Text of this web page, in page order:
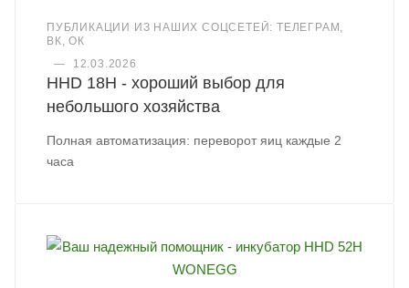
ПУБЛИКАЦИИ ИЗ НАШИХ СОЦСЕТЕЙ: ТЕЛЕГРАМ,
ВК, ОК
—
12.03.2026
HHD 18H - хороший выбор для
небольшого хозяйства
Полная автоматизация: переворот яиц каждые 2
часа